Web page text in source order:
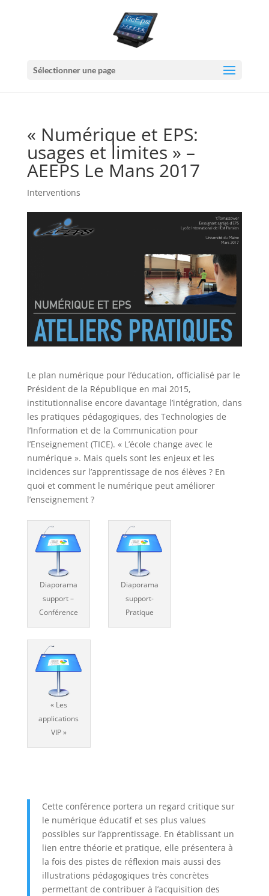
Sélectionner une page
« Numérique et EPS:
usages et limites » –
AEEPS Le Mans 2017
Interventions
Le plan numérique pour l’éducation, officialisé par le
Président de la République en mai 2015,
institutionnalise encore davantage l’intégration, dans
les pratiques pédagogiques, des Technologies de
l’Information et de la Communication pour
l’Enseignement (TICE). « L’école change avec le
numérique ». Mais quels sont les enjeux et les
incidences sur l’apprentissage de nos élèves ? En
quoi et comment le numérique peut améliorer
l’enseignement ?
Diaporama
support –
Conférence
Diaporama
support-
Pratique
« Les
applications
VIP »
Cette conférence portera un regard critique sur
le numérique éducatif et ses plus values
possibles sur l’apprentissage. En établissant un
lien entre théorie et pratique, elle présentera à
la fois des pistes de réflexion mais aussi des
illustrations pédagogiques très concrètes
permettant de contribuer à l’acquisition des